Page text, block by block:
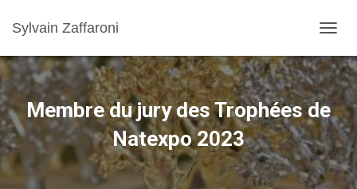
Sylvain Zaffaroni
Membre du jury des Trophées de
Natexpo 2023